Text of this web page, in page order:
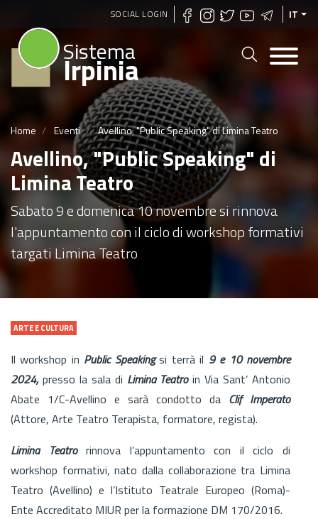
Salta
SOCIAL LOGIN IT
Sistema
Irpinia
Home Eventi Avellino, "Public Speaking" di Limina Teatro
Avellino, "Public Speaking" di
Limina Teatro
Sabato 9 e domenica 10 novembre si rinnova
l'appuntamento con il ciclo di workshop formativi
targati Limina Teatro
ARTE E CULTURA
Il workshop in Public Speakingsi terrà il 9 e 10 novembre
2024,presso la sala di Limina Teatroin Via Sant’ Antonio
Abate 1/C-Avellino e sarà condotto da Clif Imperato
(Attore, Arte Teatro Terapista, formatore, regista).
Limina Teatrorinnova l’appuntamento con il ciclo di
workshop formativi, nato dalla collaborazione tra Limina
Teatro (Avellino) e l’Istituto Teatrale Europeo (Roma)-
Ente Accreditato MIUR per la formazione DM 170/2016.